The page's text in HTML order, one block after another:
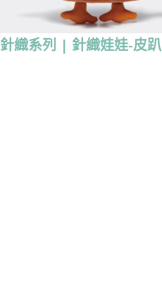
針織系列 | 針織娃娃-皮趴